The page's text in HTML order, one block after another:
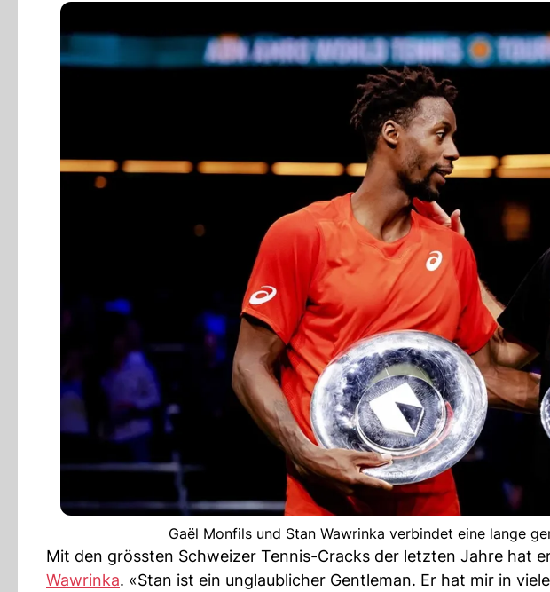
Gaël Monfils und Stan Wawrinka verbindet eine lange
Mit den grössten Schweizer Tennis-Cracks der letzten Jahre hat
Wawrinka. «Stan ist ein unglaublicher Gentleman. Er hat mir in